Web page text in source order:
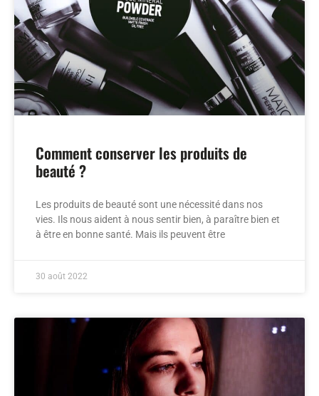
Comment conserver les produits de
beauté ?
Les produits de beauté sont une nécessité dans nos
vies. Ils nous aident à nous sentir bien, à paraître bien et
à être en bonne santé. Mais ils peuvent être
30 août 2022